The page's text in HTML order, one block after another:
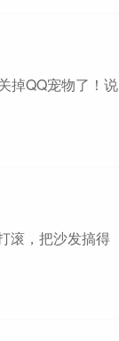
掉QQ宠物了！说
滚，把沙发搞得